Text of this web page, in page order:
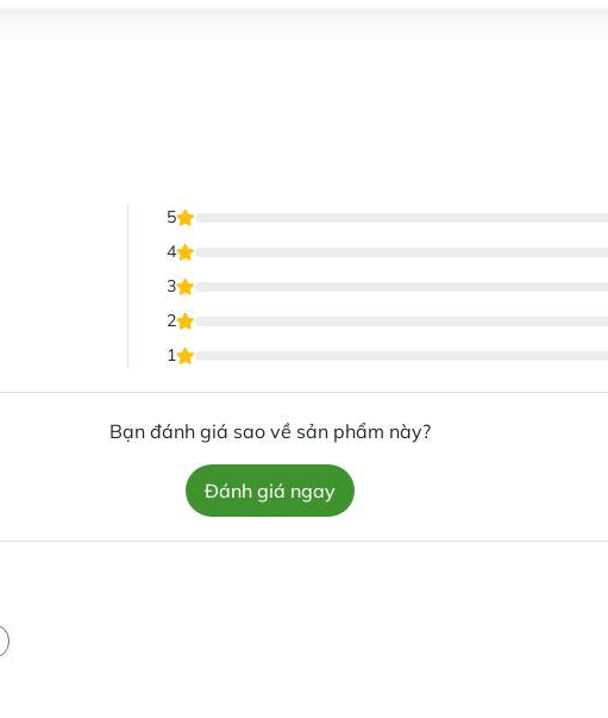
5
4
3
2
1
Bạn đánh giá sao về sản phẩm này?
Đánh giá ngay